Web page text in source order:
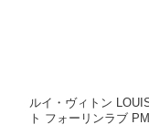
ルイ・ヴィトン
ト フォーリンラブ